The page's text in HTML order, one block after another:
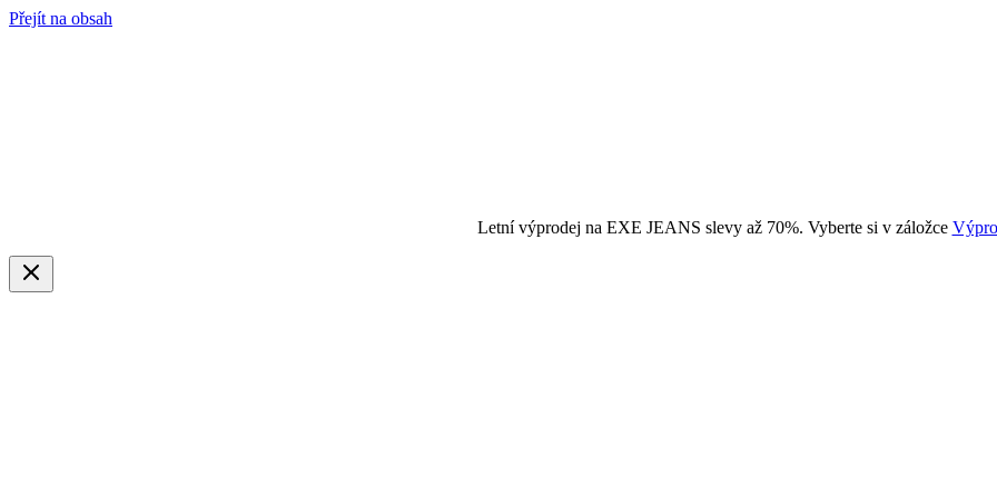
Přejít na obsah
Letní výprodej na EXE JEANS slevy až 70%. Vyberte si v záložce